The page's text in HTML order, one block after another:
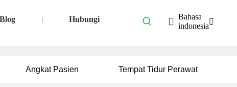
Blog |
Hubungi
Bahasa
indonesia
Angkat Pasien Tempat Tidur Perawat